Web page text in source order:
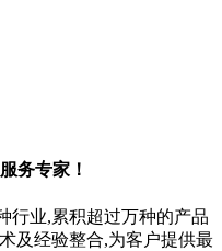
务专家！
行业,累积超过万种的产品
及经验整合,为客户提供最